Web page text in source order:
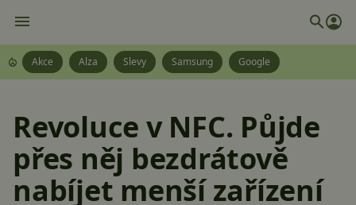
Akce Alza Slevy Samsung Google
Revoluce v NFC. Půjde
přes něj bezdrátově
nabíjet menší zařízení